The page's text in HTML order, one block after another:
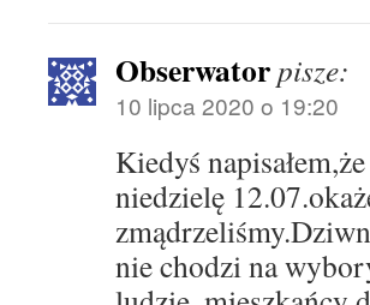
Obserwatorpisze:
10 lipca 2020 o 19:20
Kiedyś
niedzielę
nie chodzi na